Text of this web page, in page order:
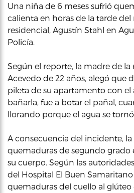
Una niña de 6 meses sufrió
calienta en horas de la tarde del
residencial, Agustín Stahl en
Policía.
Según el reporte, la madre de la
Acevedo de 22 años, alegó que
pileta de su apartamento con el
bañarla, fue a botar el pañal,
llorando porque el agua se
A consecuencia del incidente,
quemaduras de segundo grado
su cuerpo. Según las
del Hospital El Buen
quemaduras del cuello al glúteo